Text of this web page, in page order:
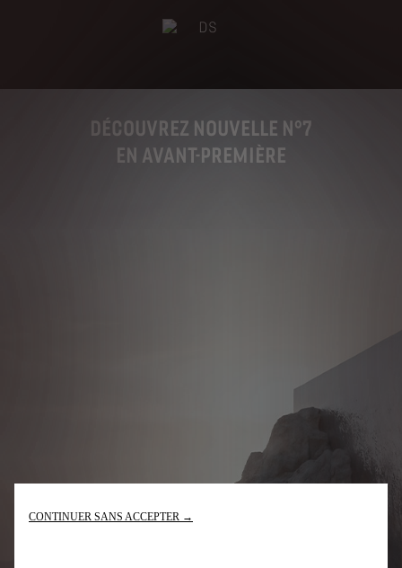
DÉCOUVREZ NOUVELLE N°7
EN AVANT-PREMIÈRE
CONTINUER SANS ACCEPTER →